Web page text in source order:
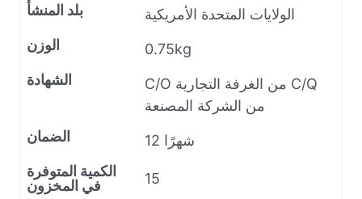
بلد المنشأ
الولايات المتحدة الأمريكية
الوزن
0.75kg
الشهادة
C/O من الغرفة التجارية C/Q
من الشركة المصنعة
الضمان
12 شهرًا
الكمية المتوفرة
في المخزون
15